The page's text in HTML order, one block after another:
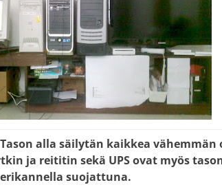
alla säilytän kaikkea vähemmän
ja reititin sekä UPS ovat myös
suojattuna.